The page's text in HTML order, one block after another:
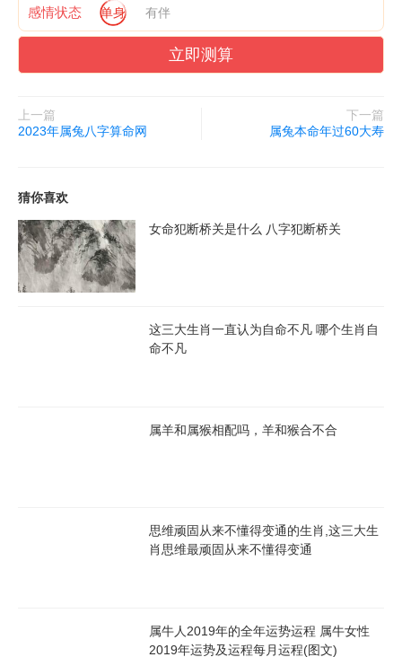
犯太岁所造成的负面影响。
3、属马人在害太岁的年份当中，如果想要化解自身的运势，可以
些风水吉祥物能够有效的提升自身的运程，同时也会帮助他们消除
身上的不良情绪，从而提升属马人的气场和魅力。
2023年生肖运势
属鼠2023年运势及运程
属龙2023年运势及运程 属蛇2023年运势及运程
感情状态 单身 有伴
立即测算
上一篇
2023年属兔八字算命网
下一篇
属兔本命年过60大寿
猜你喜欢
女命犯断桥关是什么 八字犯断桥关
这三大生肖一直认为自命不凡 哪个生肖自
命不凡
属羊和属猴相配吗，羊和猴合不合
思维顽固从来不懂得变通的生肖,这三大生
肖思维最顽固从来不懂得变通
属牛人2019年的全年运势运程 属牛女性
2019年运势及运程每月运程(图文)